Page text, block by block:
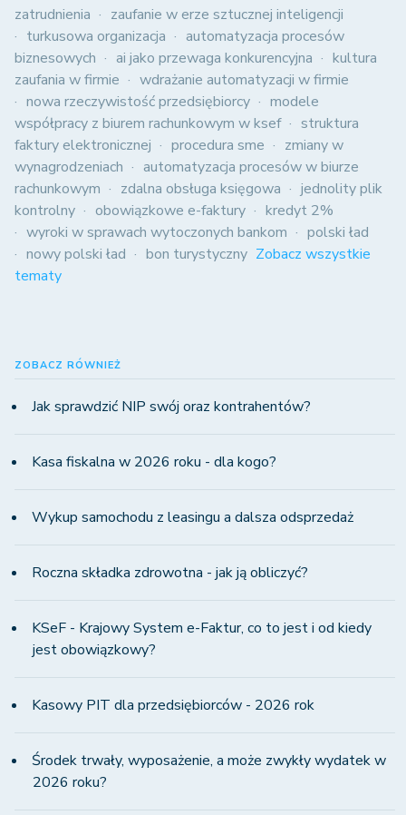
zatrudnienia
zaufanie w erze sztucznej inteligencji
turkusowa organizacja
automatyzacja procesów
biznesowych
ai jako przewaga konkurencyjna
kultura
zaufania w firmie
wdrażanie automatyzacji w firmie
nowa rzeczywistość przedsiębiorcy
modele
współpracy z biurem rachunkowym w ksef
struktura
faktury elektronicznej
procedura sme
zmiany w
wynagrodzeniach
automatyzacja procesów w biurze
rachunkowym
zdalna obsługa księgowa
jednolity plik
kontrolny
obowiązkowe e-faktury
kredyt 2%
wyroki w sprawach wytoczonych bankom
polski ład
nowy polski ład
bon turystyczny Zobacz wszystkie
tematy
ZOBACZ RÓWNIEŻ
Jak sprawdzić NIP swój oraz kontrahentów?
Kasa fiskalna w 2026 roku - dla kogo?
Wykup samochodu z leasingu a dalsza odsprzedaż
Roczna składka zdrowotna - jak ją obliczyć?
KSeF - Krajowy System e-Faktur, co to jest i od kiedy
jest obowiązkowy?
Kasowy PIT dla przedsiębiorców - 2026 rok
Środek trwały, wyposażenie, a może zwykły wydatek w
2026 roku?